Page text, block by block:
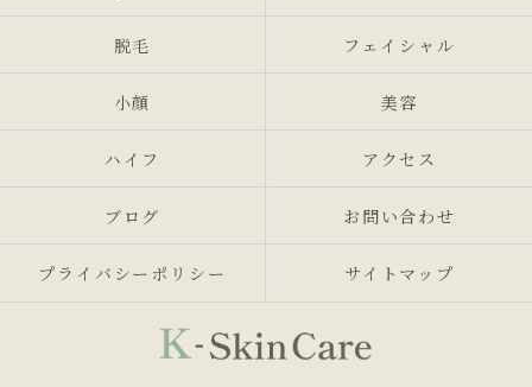
脱毛 フェイシャル
小顔 美容
ハイフ アクセス
ブログ お問い合わせ
プライバシーポリシー サイトマップ